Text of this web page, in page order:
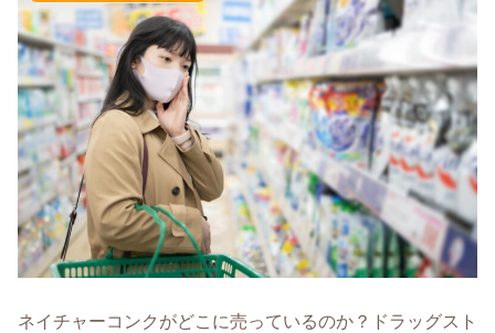
ネイチャーコンクがどこに売っているのか？ドラッグスト